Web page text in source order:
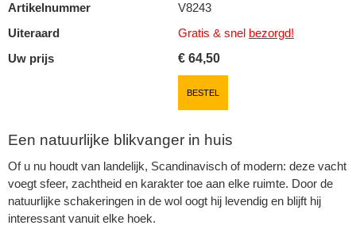
Artikelnummer
V8243
Uiteraard
Gratis & snel bezorgd!
Uw prijs
€ 64,50
BESTEL
Een natuurlijke blikvanger in huis
Of u nu houdt van landelijk, Scandinavisch of modern: deze vacht
voegt sfeer, zachtheid en karakter toe aan elke ruimte. Door de
natuurlijke schakeringen in de wol oogt hij levendig en blijft hij
interessant vanuit elke hoek.